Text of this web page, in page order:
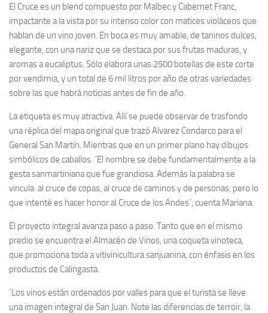
El Cruce es un blend compuesto por Malbec y Cabernet Franc,
impactante a la vista por su intenso color con matices violáceos que
hablan de un vino joven. En boca es muy amable, de taninos dulces,
elegante, con una nariz que se destaca por sus frutas maduras, y
aromas a eucaliptus. Sólo elabora unas 2500 botellas de este corte
por vendimia, y un total de 6 mil litros por año de otras variedades
sobre las que habrá noticias antes de fin de año.
La etiqueta es muy atractiva. Allí se puede observar de trasfondo
una réplica del mapa original que trazó Alvarez Condarco para el
General San Martín. Mientras que en un primer plano hay dibujos
simbólicos de caballos. ´El nombre se debe fundamentalmente a la
gesta sanmartiniana que fue grandiosa. Además la palabra se
vincula al cruce de copas, al cruce de caminos y de personas, pero lo
que intenté es hacer honor al Cruce de los Andes´, cuenta Mariana.
El proyecto integral avanza paso a paso. Tanto que en el mismo
predio se encuentra el Almacén de Vinos, una coqueta vinoteca,
que promociona toda a vitivinicultura sanjuanina, con énfasis en los
productos de Calingasta.
´Los vinos están ordenados por valles para que el turista se lleve
una imagen integral de San Juan. Note las diferencias de terroir, la